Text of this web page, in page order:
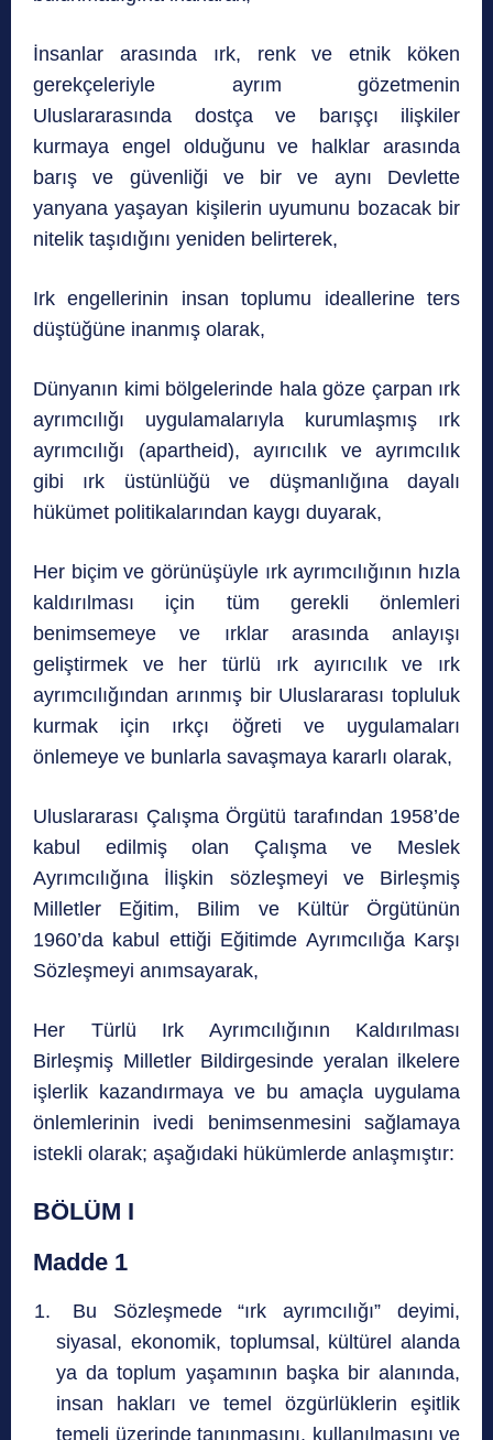
İnsanlar arasında ırk, renk ve etnik köken
gerekçeleriyle ayrım gözetmenin
Uluslararasında dostça ve barışçı ilişkiler
kurmaya engel olduğunu ve halklar arasında
barış ve güvenliği ve bir ve aynı Devlette
yanyana yaşayan kişilerin uyumunu bozacak bir
nitelik taşıdığını yeniden belirterek,
Irk engellerinin insan toplumu ideallerine ters
düştüğüne inanmış olarak,
Dünyanın kimi bölgelerinde hala göze çarpan ırk
ayrımcılığı uygulamalarıyla kurumlaşmış ırk
ayrımcılığı (apartheid), ayırıcılık ve ayrımcılık
gibi ırk üstünlüğü ve düşmanlığına dayalı
hükümet politikalarından kaygı duyarak,
Her biçim ve görünüşüyle ırk ayrımcılığının hızla
kaldırılması için tüm gerekli önlemleri
benimsemeye ve ırklar arasında anlayışı
geliştirmek ve her türlü ırk ayırıcılık ve ırk
ayrımcılığından arınmış bir Uluslararası topluluk
kurmak için ırkçı öğreti ve uygulamaları
önlemeye ve bunlarla savaşmaya kararlı olarak,
Uluslararası Çalışma Örgütü tarafından 1958’de
kabul edilmiş olan Çalışma ve Meslek
Ayrımcılığına İlişkin sözleşmeyi ve Birleşmiş
Milletler Eğitim, Bilim ve Kültür Örgütünün
1960’da kabul ettiği Eğitimde Ayrımcılığa Karşı
Sözleşmeyi anımsayarak,
Her Türlü Irk Ayrımcılığının Kaldırılması
Birleşmiş Milletler Bildirgesinde yeralan ilkelere
işlerlik kazandırmaya ve bu amaçla uygulama
önlemlerinin ivedi benimsenmesini sağlamaya
istekli olarak; aşağıdaki hükümlerde anlaşmıştır:
BÖLÜM I
Madde 1
Bu Sözleşmede “ırk ayrımcılığı” deyimi,
siyasal, ekonomik, toplumsal, kültürel alanda
ya da toplum yaşamının başka bir alanında,
insan hakları ve temel özgürlüklerin eşitlik
temeli üzerinde tanınmasını, kullanılmasını ve